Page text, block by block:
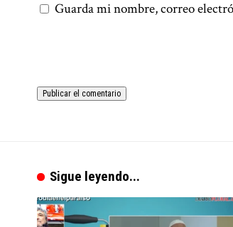
Guarda mi nombre, correo
Sigue leyendo...